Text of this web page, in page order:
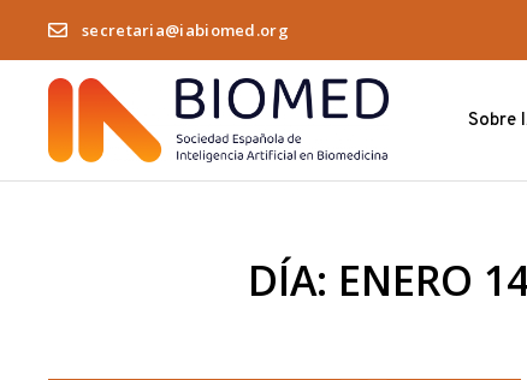
secretaria@iabiomed.org
Sobre
DÍA: ENERO